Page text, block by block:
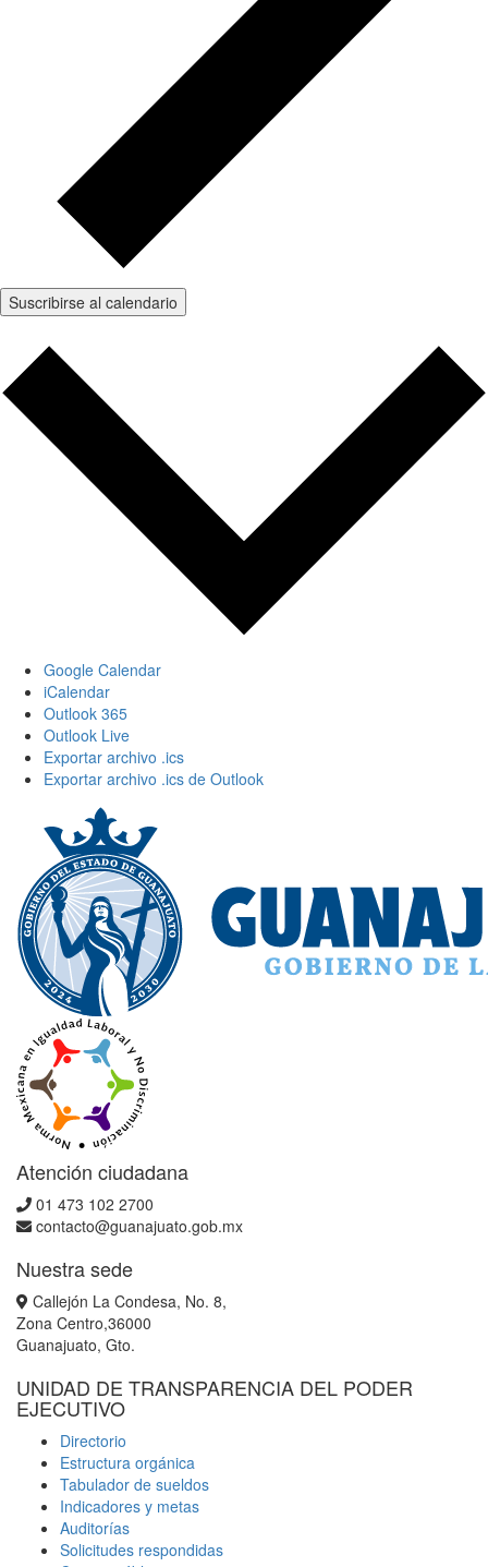
Suscribirse al calendario
Google Calendar
iCalendar
Outlook 365
Outlook Live
Exportar archivo .ics
Exportar archivo .ics de Outlook
Atención ciudadana
01 473 102 2700
contacto@guanajuato.gob.mx
Nuestra sede
Callejón La Condesa, No. 8,
Zona Centro,36000
Guanajuato, Gto.
UNIDAD DE TRANSPARENCIA DEL PODER
EJECUTIVO
Directorio
Estructura orgánica
Tabulador de sueldos
Indicadores y metas
Auditorías
Solicitudes respondidas